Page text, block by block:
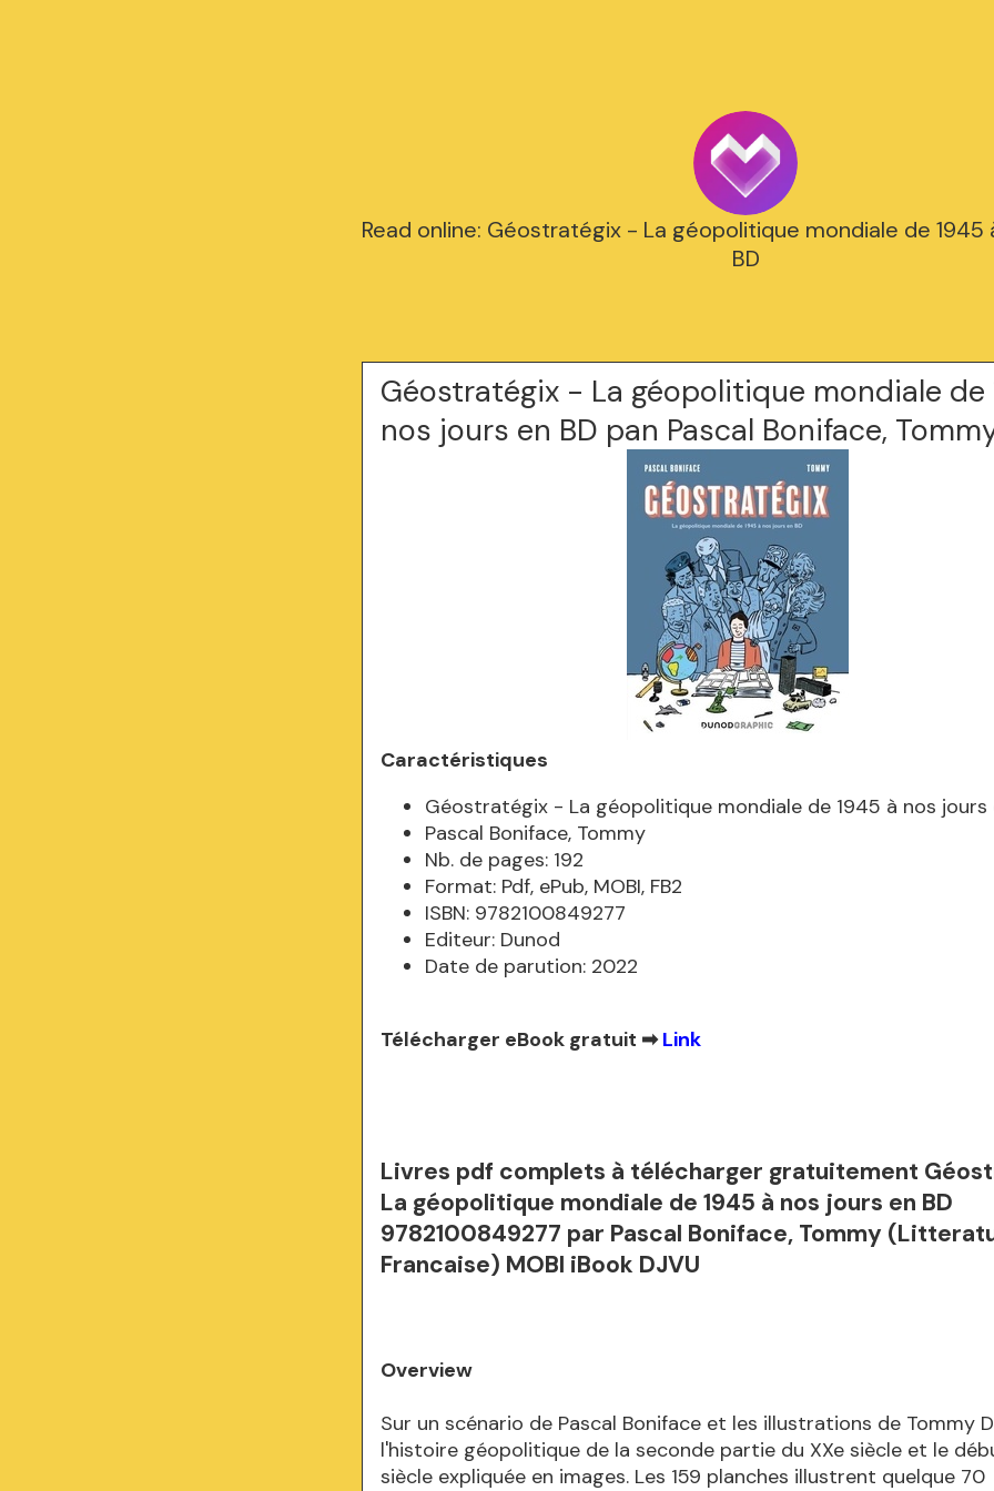
Read online: Géostratégix - La géopolitique mondiale de 1945
BD
Géostratégix - La géopolitique mondiale de
nos jours en BD pan Pascal Boniface,
Caractéristiques
Géostratégix - La géopolitique mondiale de 1945 à nos jours
Pascal Boniface, Tommy
Nb. de pages: 192
Format: Pdf, ePub, MOBI, FB2
ISBN: 9782100849277
Editeur: Dunod
Date de parution: 2022
Télécharger eBook gratuit ➡Link
Livres pdf complets à télécharger gratuitement
La géopolitique mondiale de 1945 à nos jours en BD
9782100849277 par Pascal Boniface, Tommy
Francaise) MOBI iBook DJVU
Overview
Sur un scénario de Pascal Boniface et les illustrations de Tommy
l'histoire géopolitique de la seconde partie du XXe siècle et le
siècle expliquée en images. Les 159 planches illustrent quelque 70